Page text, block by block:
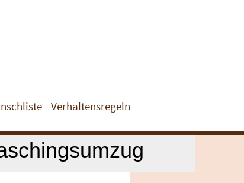
Verhaltensregeln